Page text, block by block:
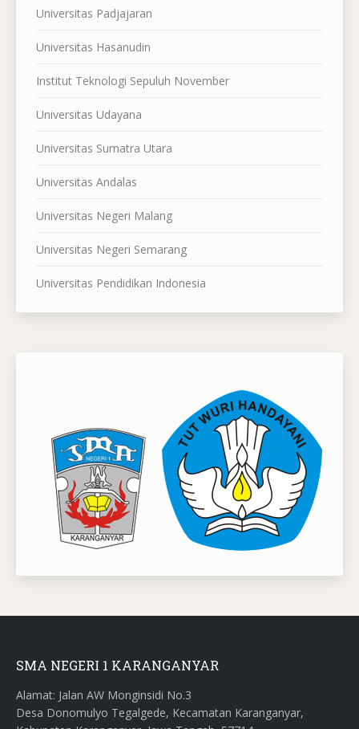
Universitas Padjajaran
Universitas Hasanudin
Institut Teknologi Sepuluh November
Universitas Udayana
Universitas Sumatra Utara
Universitas Andalas
Universitas Negeri Malang
Universitas Negeri Semarang
Universitas Pendidikan Indonesia
SMA NEGERI 1 KARANGANYAR
Alamat: Jalan AW Monginsidi No.3
Desa Donomulyo Tegalgede, Kecamatan Karanganyar,